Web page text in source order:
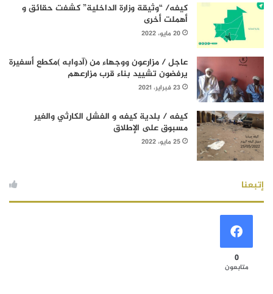
كيفه/ “وثيقة وزارة الداخلية” كشفت حقائق و
أهملت أخرى
20 مايو، 2022
عاجل / مزارعون ووجهاء من (آدوابه )مكطع أسفيرة
يرفضون تشييد بناء قرب مزارعهم
23 فبراير، 2021
كيفه / بلدية كيفه و الفشل الكارثي والغير
مسبوق على الإطلاق
25 مايو، 2022
إتبعنا
0
متابعون